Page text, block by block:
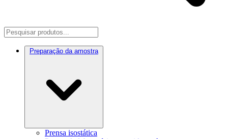
Preparação da amostra
Prensa isostática